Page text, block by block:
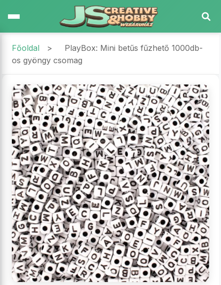
Főoldal >
PlayBox: Mini betűs fűzhető 1000db-
os gyöngy csomag